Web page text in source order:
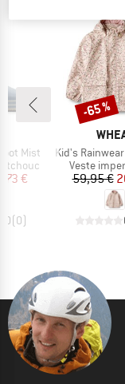
Mist
réduit
€
(0)
Article
Kid's Rainwear
Product
Veste
59,95 €
Remise
-65 %